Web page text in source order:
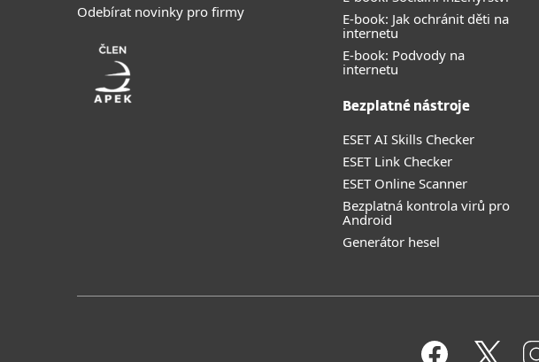
Odebírat novinky pro firmy
E-book: Jak ochránit děti na
internetu
E-book: Podvody na
internetu
Bezplatné nástroje
ESET AI Skills Checker
ESET Link Checker
ESET Online Scanner
Bezplatná kontrola virů pro
Android
Generátor hesel